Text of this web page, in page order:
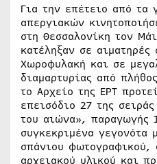
Για την επέτειο από τα
απεργιακών
στη Θεσσαλονίκη τον
κατέληξαν σε αιματηρές
Χωροφυλακή και σε
διαμαρτυρίας από
το Αρχείο της ΕΡΤ
επεισόδιο 27 της
του αιώνα», παραγωγής
συγκεκριμένα γεγονότα
σπάνιου φωτογραφικού,
αρχειακού υλικού και